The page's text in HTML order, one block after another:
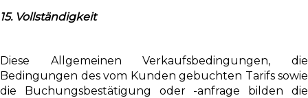
15. Vollständigkeit
Diese Allgemeinen Verkaufsbedingungen, die
Bedingungen des vom Kunden gebuchten Tarifs sowie
die Buchungsbestätigung oder -anfrage bilden die